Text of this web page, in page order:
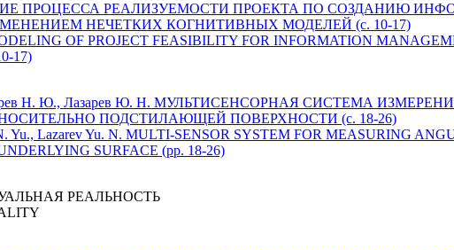
ПРОЦЕССА РЕАЛИЗУЕМОСТИ ПРОЕКТА ПО СОЗДАНИЮ
НЕЧЕТКИХ КОГНИТИВНЫХ МОДЕЛЕЙ (c. 10-17)
OF PROJECT FEASIBILITY FOR INFORMATION
17)
Н. Ю., Лазарев Ю. Н. МУЛЬТИСЕНСОРНАЯ СИСТЕМА
ПОДСТИЛАЮЩЕЙ ПОВЕРХНОСТИ (c. 18-26)
Yu., Lazarev Yu. N. MULTI-SENSOR SYSTEM FOR MEASURING
SURFACE (pp. 18-26)
РЕАЛЬНОСТЬ